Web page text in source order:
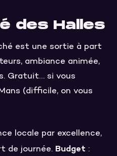
des Halles
est une sortie à part
ambiance animée,
Gratuit… si vous
(difficile, on vous
locale par excellence,
de journée. Budget :